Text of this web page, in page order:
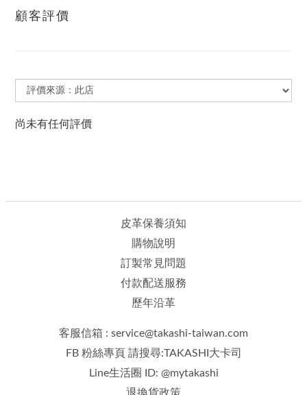
顧客評價
尚未有任何評價
皮革保養須知
購物說明
訂製常見問題
付款配送服務
歷年沿革
客服信箱 : service@takashi-taiwan.com
FB 粉絲專頁 請搜尋:TAKASHI大卡司
Line生活圈 ID: @mytakashi